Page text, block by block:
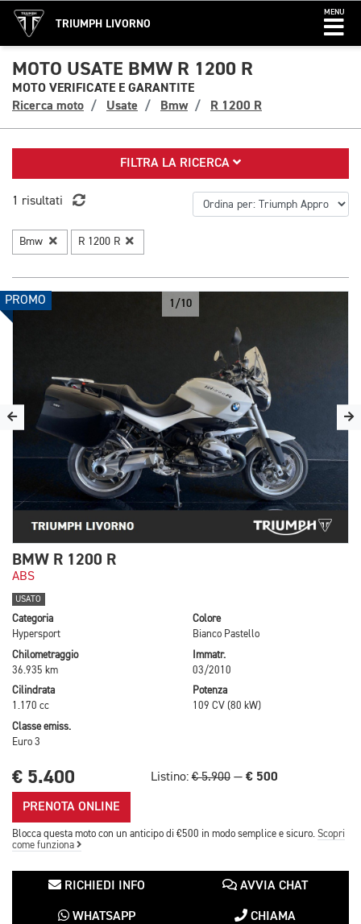
TRIUMPH LIVORNO
MENU
MOTO USATE BMW R 1200 R
MOTO VERIFICATE E GARANTITE
Ricerca moto
Usate Bmw R 1200 R
FILTRA LA RICERCA
1 risultati
Bmw R 1200 R
PROMO 1/10
BMW R 1200 R
ABS
USATO
Categoria
Hypersport
Colore
Bianco Pastello
Chilometraggio
36.935 km
Immatr.
03/2010
Cilindrata
1.170 cc
Potenza
109 CV (80 kW)
Classe emiss.
Euro 3
€ 5.400 Listino:€ 5.900 — € 500
PRENOTA ONLINE
Blocca questa moto con un anticipo di €500 in modo semplice e sicuro. Scopri
come funziona
RICHIEDI INFO AVVIA CHAT
WHATSAPP CHIAMA